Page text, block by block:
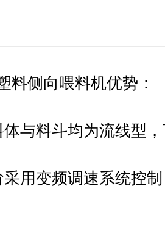
料侧向喂料机优势：
料斗均为流线型，
变频调速系统控制